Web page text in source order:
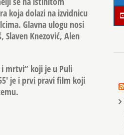
koja dolazi na izvidnicu
Glavna ulogu nosi
Slaven Knezović, Alen
mrtvi“ koji je u Puli
je i prvi pravi film koji